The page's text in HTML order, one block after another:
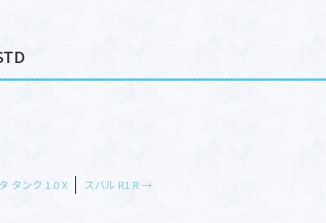
タンク 1.0 X スバル R1 R →